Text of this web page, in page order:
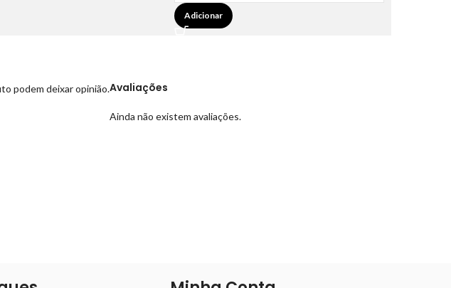
Adicionar
Avaliações
Ainda não existem avaliações.
podem deixar opinião.